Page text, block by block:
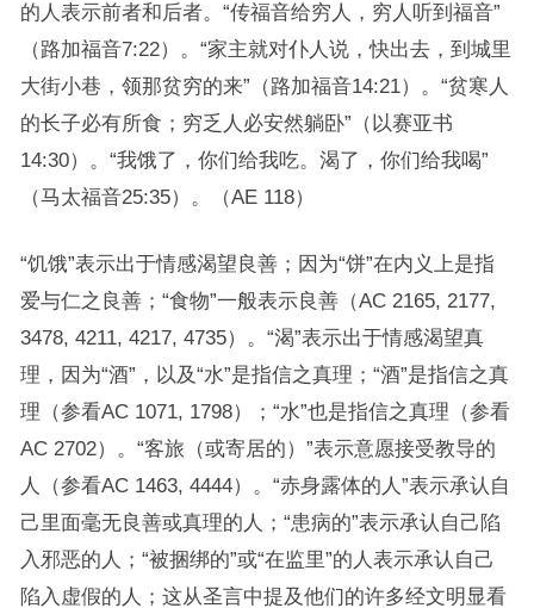
的人表示前者和后者。“传福音给穷人，穷人听到福音”
（路加福音7:22）。“家主就对仆人说，快出去，到城里
大街小巷，领那贫穷的来”（路加福音14:21）。“贫寒人
的长子必有所食；穷乏人必安然躺卧”（以赛亚书
14:30）。“我饿了，你们给我吃。渴了，你们给我喝”
（马太福音25:35）。（AE 118）
“饥饿”表示出于情感渴望良善；因为“饼”在内义上是指
爱与仁之良善；“食物”一般表示良善（AC 2165, 2177,
3478, 4211, 4217, 4735）。“渴”表示出于情感渴望真
理，因为“酒”，以及“水”是指信之真理；“酒”是指信之真
理（参看AC 1071, 1798）；“水”也是指信之真理（参看
AC 2702）。“客旅（或寄居的）”表示意愿接受教导的
人（参看AC 1463, 4444）。“赤身露体的人”表示承认自
己里面毫无良善或真理的人；“患病的”表示承认自己陷
入邪恶的人；“被捆绑的”或“在监里”的人表示承认自己
陷入虚假的人；这从圣言中提及他们的许多经文明显看